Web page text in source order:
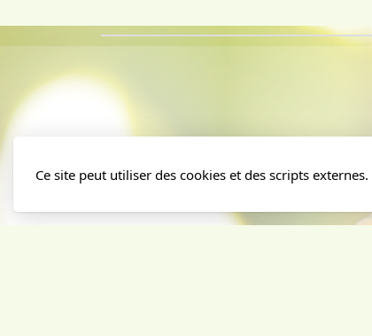
Ce site peut utiliser des cookies et des scripts externes.